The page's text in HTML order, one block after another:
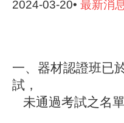
2024-03-20• 最新消
一、器材認證班已
試，
未通過考試之名單